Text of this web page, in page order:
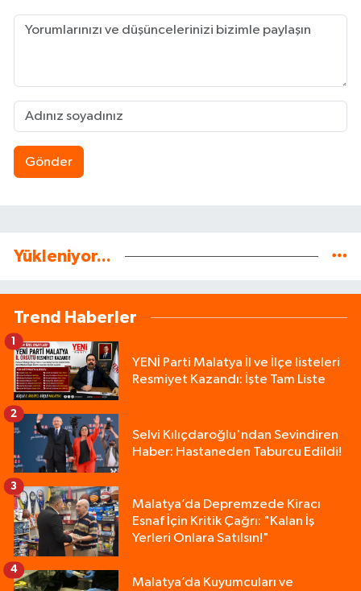
Gönder
Yükleniyor...
Trend Haberler
YENİ Parti Malatya İl ve İlçe listeleri
Resmiyet Kazandı: İşte Tam Liste
1
Selvi Kılıçdaroğlu'ndan Sevindiren
Haber: Hastaneden Taburcu Edildi!
2
Malatya’da Depremzede Kiracı
Esnaf İçin Kritik Çağrı: "Kalan İş
Yerleri Onlara Satılsın!"
3
Malatya’da Kuyumcuları ve
4